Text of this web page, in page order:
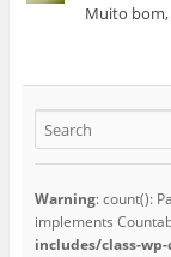
Muito bom,
Warning: count():
implements
includes/class-